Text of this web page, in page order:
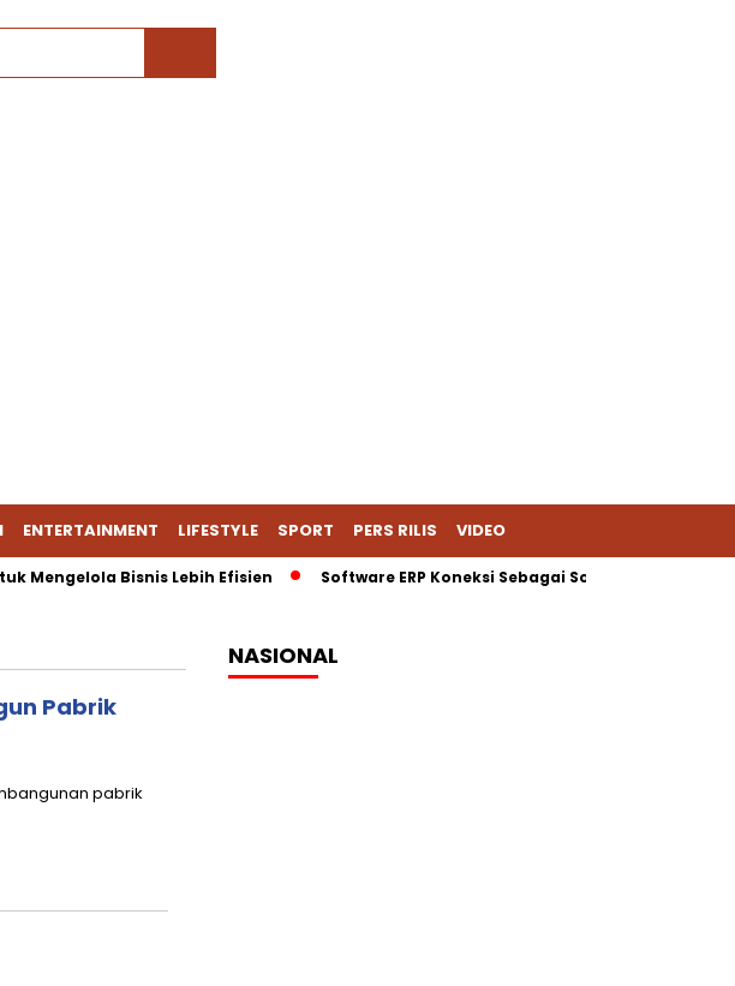
ENTERTAINMENT LIFESTYLE SPORT PERS RILIS VIDEO
Mengelola Bisnis Lebih Efisien Software ERP Koneksi Sebagai Solusi Cerdas
Pabrik
pabrik
NASIONAL